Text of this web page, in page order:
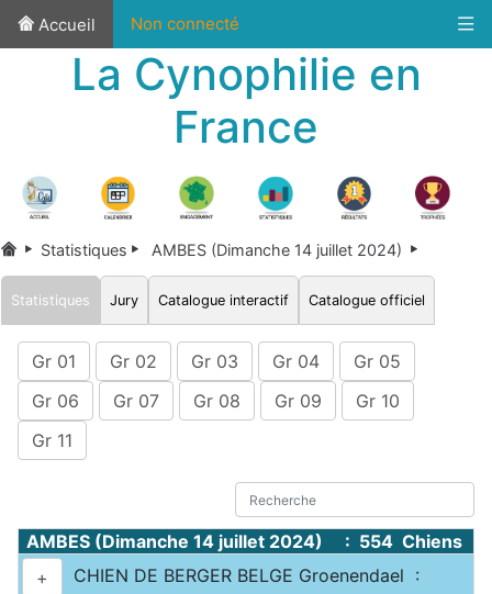
Accueil Non connecté
La Cynophilie en
France
Statistiques AMBES (Dimanche 14 juillet 2024)
Statistiques Jury Catalogue interactif Catalogue officiel
Gr 01 Gr 02 Gr 03 Gr 04
Gr 05
Gr 06
Gr 07 Gr 08 Gr 09
Gr 10
Gr 11
AMBES (Dimanche 14 juillet 2024) : 554 Chiens
+
CHIEN DE BERGER BELGE Groenendael :